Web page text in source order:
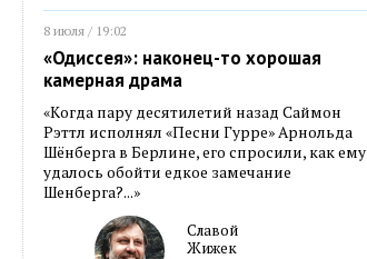
8 июля / 19:02
«Одиссея»: наконец-то хорошая
камерная драма
«Когда пару десятилетий назад Саймон
Рэттл исполнял «Песни Гурре» Арнольда
Шёнберга в Берлине, его спросили, как ему
удалось обойти едкое замечание
Шенберга?...»
Славой
Жижек